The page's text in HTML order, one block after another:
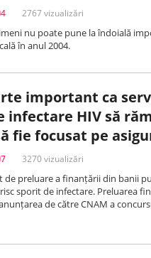
2767 vizualizări
nu poate pune la îndoială
în anul 2004.
important ca
infectare HIV să
fie focusat pe
3270 vizualizări
de preluare a finanțării din banii
sporit de infectare. Preluarea
de către CNAM a